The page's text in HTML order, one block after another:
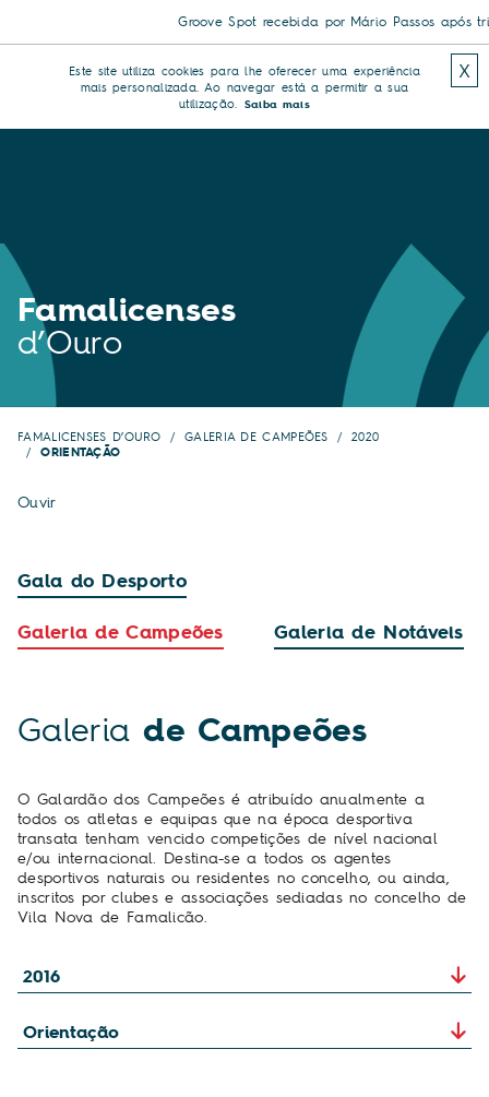
Groove Spot recebida por Mário Passos após
Este site utiliza cookies para lhe oferecer uma experiência
mais personalizada. Ao navegar está a permitir a sua
utilização. Saiba mais
X
Famalicenses
d’Ouro
FAMALICENSES D’OURO GALERIA DE CAMPEÕES 2020
ORIENTAÇÃO
Ouvir
Gala do Desporto
Galeria de Campeões
Galeria de Notáveis
Galeria de Campeões
O Galardão dos Campeões é atribuído anualmente a
todos os atletas e equipas que na época desportiva
transata tenham vencido competições de nível nacional
e/ou internacional. Destina-se a todos os agentes
desportivos naturais ou residentes no concelho, ou ainda,
inscritos por clubes e associações sediadas no concelho de
Vila Nova de Famalicão.